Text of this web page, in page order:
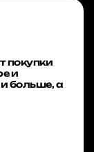
покупки
и
больше, а